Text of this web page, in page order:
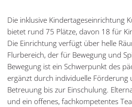
Die inklusive Kindertageseinrichtung
bietet rund 75 Plätze, davon 18 für
Die Einrichtung verfügt über helle
Flurbereich, der für Bewegung und
Bewegung ist ein Schwerpunkt des
ergänzt durch individuelle Förderung
Betreuung bis zur Einschulung.
und ein offenes, fachkompetentes